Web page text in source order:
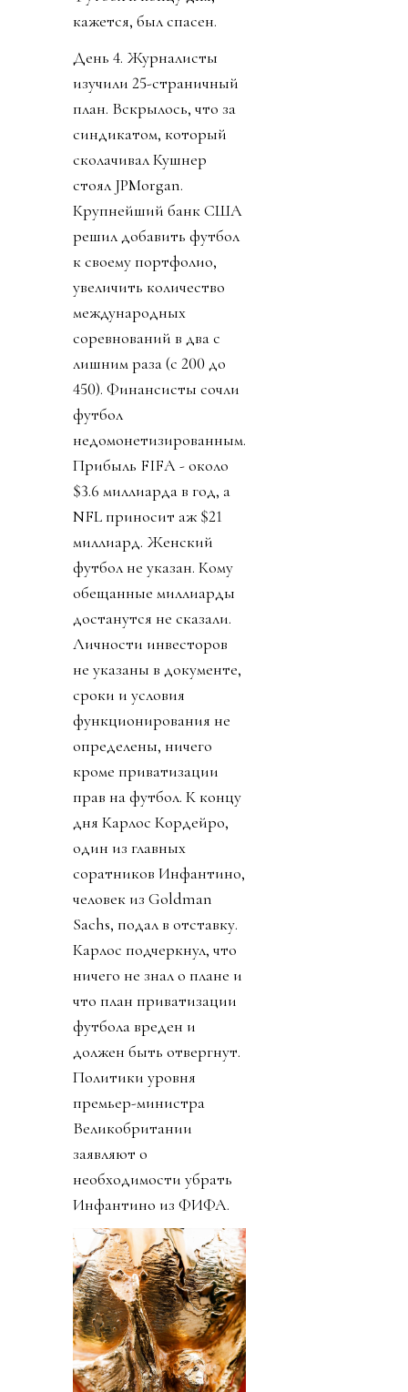
кажется, был спасен.
День 4. Журналисты
изучили 25-страничный
план. Вскрылось, что за
синдикатом, который
сколачивал Кушнер
стоял JPMorgan.
Крупнейший банк США
решил добавить футбол
к своему портфолио,
увеличить количество
международных
соревнований в два с
лишним раза (с 200 до
450). Финансисты сочли
футбол
недомонетизированным.
Прибыль FIFA - около
$3.6 миллиарда в год, а
NFL приносит аж $21
миллиард. Женский
футбол не указан. Кому
обещанные миллиарды
достанутся не сказали.
Личности инвесторов
не указаны в документе,
сроки и условия
функционирования не
определены, ничего
кроме приватизации
прав на футбол. К концу
дня Карлос Кордейро,
один из главных
соратников Инфантино,
человек из Goldman
Sachs, подал в отставку.
Карлос подчеркнул, что
ничего не знал о плане и
что план приватизации
футбола вреден и
должен быть отвергнут.
Политики уровня
премьер-министра
Великобритании
заявляют о
необходимости убрать
Инфантино из ФИФА.